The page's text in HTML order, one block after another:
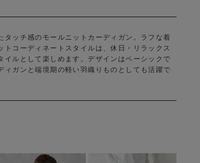
タッチ感のモールニットカーディガン。ラフな着
トコーディネートスタイルは、休日・リラックス
イルとして楽しめます。デザインはベーシックで
ィガンと端境期の軽い羽織りものとしても活躍で